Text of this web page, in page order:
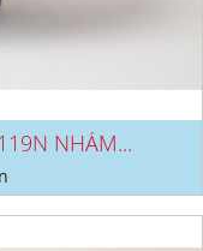
NHÁM...